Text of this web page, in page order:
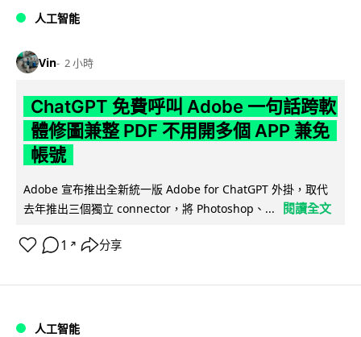
人工智能
Vin 2 小時
ChatGPT 免費呼叫 Adobe 一句話跨軟
體修圖兼整 PDF 不用開多個 APP 兼免
帳號
Adobe 宣布推出全新統一版 Adobe for ChatGPT 外掛，取代
去年推出三個獨立 connector，將 Photoshop、...
閱讀全文
1 ↗ 分享
人工智能